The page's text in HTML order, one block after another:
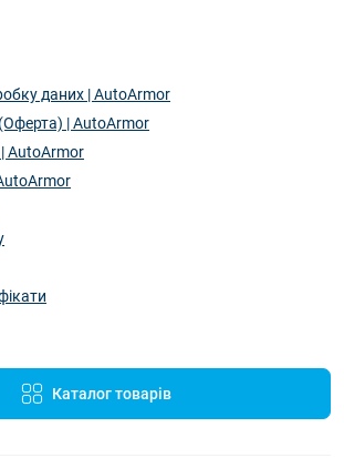
даних | AutoArmor
| AutoArmor
AutoArmor
Каталог товарів